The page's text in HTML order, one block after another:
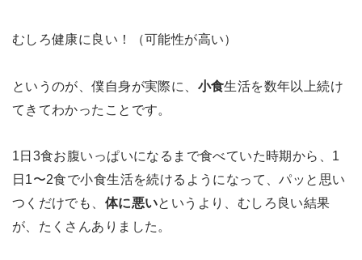
むしろ健康に良い！（可能性が高い）
というのが、僕自身が実際に、 小食生活を数年以上続け
てきてわかったことです。
1日3食お腹いっぱいになるまで食べていた時期から、1
日1〜2食で小食生活を続けるようになって、パッと思い
つくだけでも、 体に悪いというより、むしろ良い結果
が、たくさんありました。